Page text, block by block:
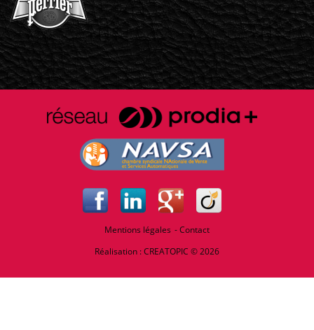
Mentions légales
Contact
Réalisation :CREATOPIC © 2026